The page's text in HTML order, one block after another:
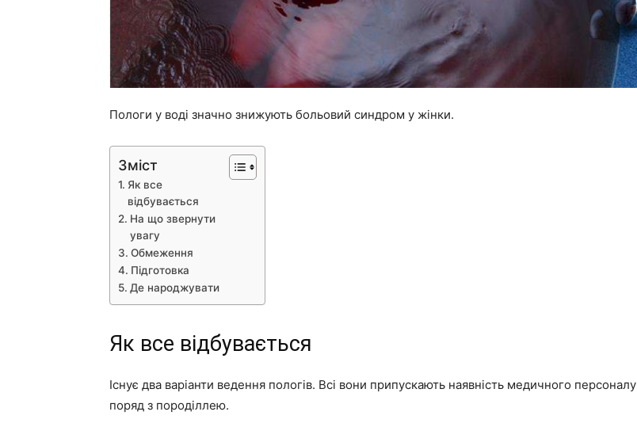
Пологи у воді значно знижують больовий синдром у жінки.
Зміст
Як все
відбувається
На що звернути
увагу
Обмеження
Підготовка
Де народжувати
Як все відбувається
Існує два варіанти ведення пологів. Всі вони припускають наявність медичного персоналу
поряд з породіллею.